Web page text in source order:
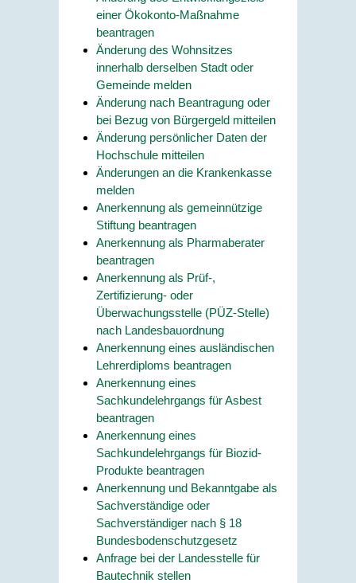
einer Ökokonto-Maßnahme
beantragen
Änderung des Wohnsitzes
innerhalb derselben Stadt oder
Gemeinde melden
Änderung nach Beantragung oder
bei Bezug von Bürgergeld mitteilen
Änderung persönlicher Daten der
Hochschule mitteilen
Änderungen an die Krankenkasse
melden
Anerkennung als gemeinnützige
Stiftung beantragen
Anerkennung als Pharmaberater
beantragen
Anerkennung als Prüf-,
Zertifizierung- oder
Überwachungsstelle (PÜZ-Stelle)
nach Landesbauordnung
Anerkennung eines ausländischen
Lehrerdiploms beantragen
Anerkennung eines
Sachkundelehrgangs für Asbest
beantragen
Anerkennung eines
Sachkundelehrgangs für Biozid-
Produkte beantragen
Anerkennung und Bekanntgabe als
Sachverständige oder
Sachverständiger nach § 18
Bundesbodenschutzgesetz
Anfrage bei der Landesstelle für
Bautechnik stellen